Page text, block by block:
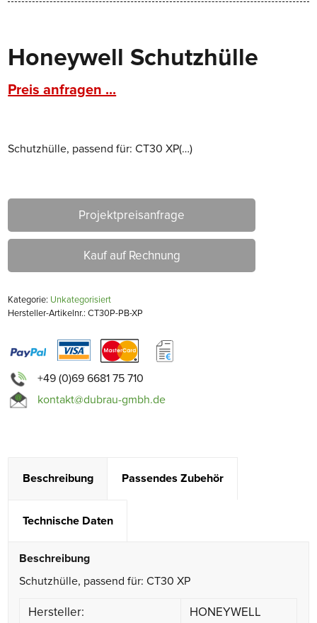
Honeywell Schutzhülle
Preis anfragen ...
Schutzhülle, passend für: CT30 XP(…)
Projektpreisanfrage
Kauf auf Rechnung
Kategorie: Unkategorisiert
Hersteller-Artikelnr.: CT30P-PB-XP
+49 (0)69 6681 75 710
kontakt@dubrau-gmbh.de
Beschreibung Passendes Zubehör
Technische Daten
Beschreibung
Schutzhülle, passend für: CT30 XP
Hersteller:
HONEYWELL